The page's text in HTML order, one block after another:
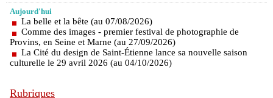
Aujourd'hui
La belle et la bête (au 07/08/2026)
Comme des images - premier festival de photographie de
Provins, en Seine et Marne (au 27/09/2026)
La Cité du design de Saint-Étienne lance sa nouvelle saison
culturelle le 29 avril 2026 (au 04/10/2026)
Rubriques